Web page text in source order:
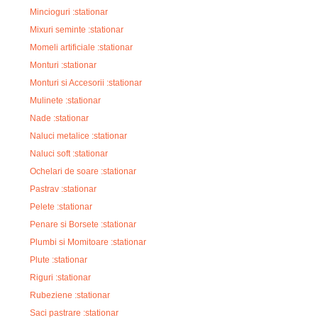
Mincioguri :stationar
Mixuri seminte :stationar
Momeli artificiale :stationar
Monturi :stationar
Monturi si Accesorii :stationar
Mulinete :stationar
Nade :stationar
Naluci metalice :stationar
Naluci soft :stationar
Ochelari de soare :stationar
Pastrav :stationar
Pelete :stationar
Penare si Borsete :stationar
Plumbi si Momitoare :stationar
Plute :stationar
Riguri :stationar
Rubeziene :stationar
Saci pastrare :stationar